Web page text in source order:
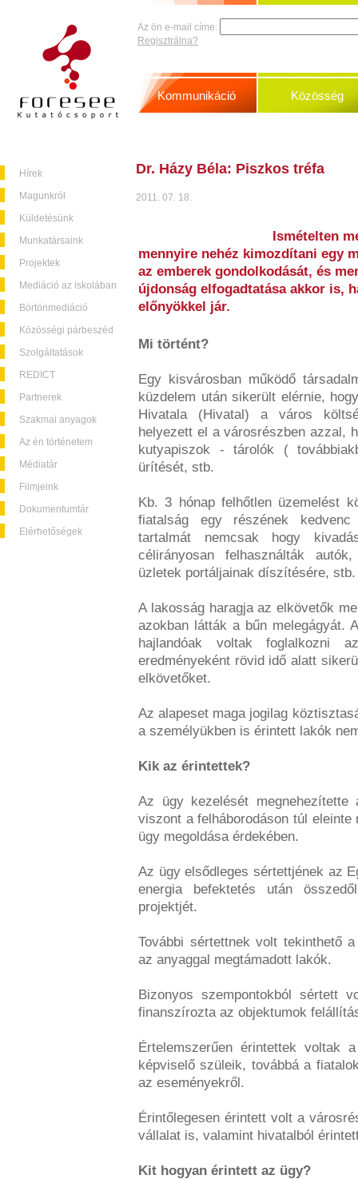
Hírek
Magunkról
Küldetésünk
Munkatársaink
Projektek
Mediáció az iskolában
Börtönmediáció
Közösségi párbeszéd
Szolgáltatások
REDICT
Partnerek
Szakmai anyagok
Az én történetem
Médiatár
Filmjeink
Dokumentumtár
Elérhetőségek
Az ön e-mail címe:
Regisztrálna?
Kommunikáció Közösség
Dr. Házy Béla: Piszkos tréfa
2011. 07. 18.
Ismételten
mennyire nehéz kimozdítani egy
az emberek gondolkodását, és
újdonság elfogadtatása akkor is,
előnyökkel jár.
Mi történt?
Egy kisvárosban működő
küzdelem után sikerült elérnie,
Hivatala (Hivatal) a város
helyezett el a városrészben azzal,
kutyapiszok - tárolók (
ürítését, stb.
Kb. 3 hónap felhőtlen üzemelést
fiatalság egy részének
tartalmát nemcsak hogy
célirányosan felhasználták
üzletek portáljainak díszítésére, stb.
A lakosság haragja az elkövetők
azokban látták a bűn melegágyát.
hajlandóak voltak foglalkozni
eredményeként rövid idő alatt
elkövetőket.
Az alapeset maga jogilag
a személyükben is érintett lakók
Kik az érintettek?
Az ügy kezelését
viszont a felháborodáson túl
ügy megoldása érdekében.
Az ügy elsődleges sértettjének az
energia befektetés után
projektjét.
További sértettnek volt tekinthető
az anyaggal megtámadott lakók.
Bizonyos szempontokból sértett
finanszírozta az objektumok
Értelemszerűen érintettek voltak
képviselő szüleik, továbbá a
az eseményekről.
Érintőlegesen érintett volt a
vállalat is, valamint hivatalból
Kit hogyan érintett az ügy?